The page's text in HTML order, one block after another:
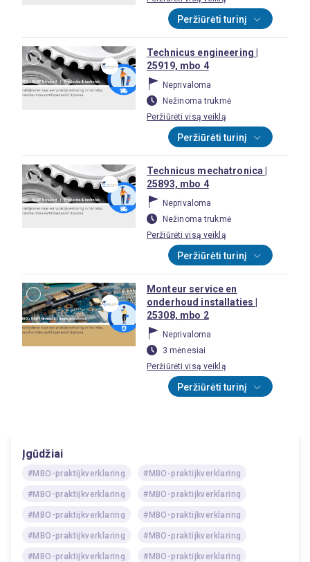
Peržiūrėti turinį
Technicus engineering |
25919, mbo 4
Neprivaloma
Nežinoma trukmė
Peržiūrėti visą veiklą
Peržiūrėti turinį
Technicus mechatronica |
25893, mbo 4
Neprivaloma
Nežinoma trukmė
Peržiūrėti visą veiklą
Peržiūrėti turinį
Monteur service en
onderhoud installaties |
25308, mbo 2
Neprivaloma
3 mėnesiai
Peržiūrėti visą veiklą
Peržiūrėti turinį
Įgūdžiai
#MBO-praktijkverklaring #MBO-praktijkverklaring
#MBO-praktijkverklaring #MBO-praktijkverklaring
#MBO-praktijkverklaring #MBO-praktijkverklaring
#MBO-praktijkverklaring #MBO-praktijkverklaring
#MBO-praktijkverklaring #MBO-praktijkverklaring